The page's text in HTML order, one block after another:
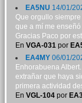
EA5NU 14/01/
Que orgullo
que a mí me enseñó
Gracias Paco por
En VGA-031 por
EA4MY06/01/
Enhorabuena
extrañar que haya
primera actividad
En VGL-104por